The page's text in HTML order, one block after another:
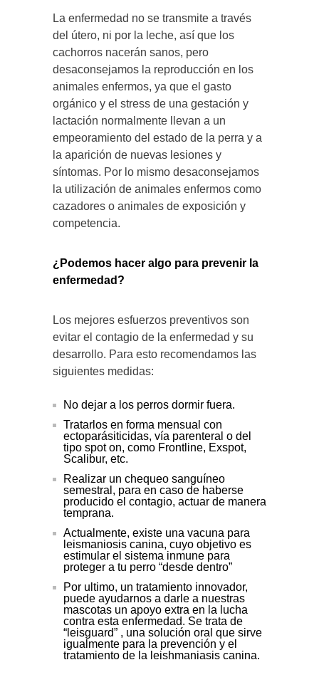
La enfermedad no se transmite a través
del útero, ni por la leche, así que los
cachorros nacerán sanos, pero
desaconsejamos la reproducción en los
animales enfermos, ya que el gasto
orgánico y el stress de una gestación y
lactación normalmente llevan a un
empeoramiento del estado de la perra y a
la aparición de nuevas lesiones y
síntomas. Por lo mismo desaconsejamos
la utilización de animales enfermos como
cazadores o animales de exposición y
competencia.
¿Podemos hacer algo para prevenir la
enfermedad?
Los mejores esfuerzos preventivos son
evitar el contagio de la enfermedad y su
desarrollo. Para esto recomendamos las
siguientes medidas:
No dejar a los perros dormir fuera.
Tratarlos en forma mensual con
ectoparásiticidas, vía parenteral o del
tipo spot on, como Frontline, Exspot,
Scalibur, etc.
Realizar un chequeo sanguíneo
semestral, para en caso de haberse
producido el contagio, actuar de manera
temprana.
Actualmente, existe una vacuna para
leismaniosis canina, cuyo objetivo es
estimular el sistema inmune para
proteger a tu perro “desde dentro”
Por ultimo, un tratamiento innovador,
puede ayudarnos a darle a nuestras
mascotas un apoyo extra en la lucha
contra esta enfermedad. Se trata de
“leisguard” , una solución oral que sirve
igualmente para la prevención y el
tratamiento de la leishmaniasis canina.